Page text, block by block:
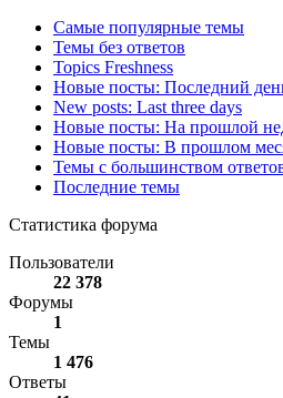
Самые популярные темы
Темы без ответов
Topics Freshness
Новые посты: Последний
New posts: Last three days
Новые посты: На прошлой
Новые посты: В прошлом
Темы с большинством
Последние темы
Статистика форума
Пользователи
22 378
Форумы
1
Темы
1 476
Ответы